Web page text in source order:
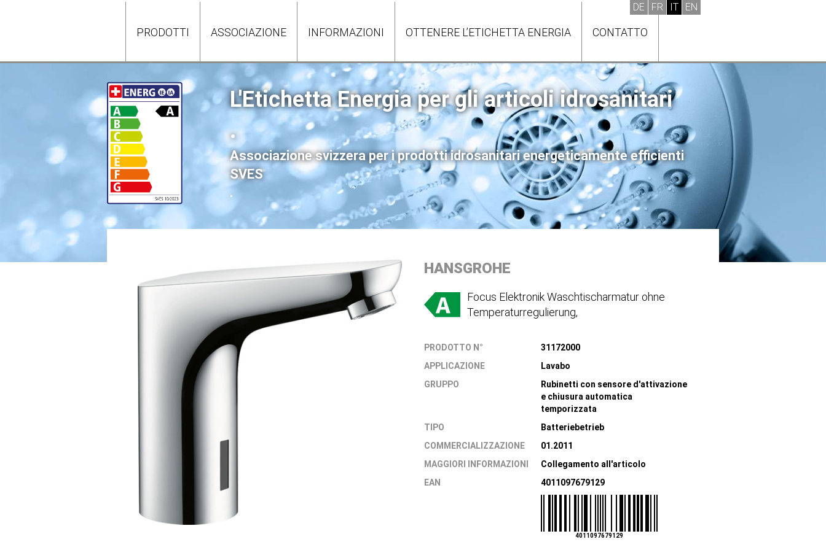
PRODOTTI ASSOCIAZIONE INFORMAZIONI OTTENERE L’ETICHETTA ENERGIA CONTATTO
L'Etichetta Energia per gli articoli idrosanitari
.
Associazione svizzera per i prodotti idrosanitari energeticamente efficienti
SVES
.
HANSGROHE
Focus Elektronik Waschtischarmatur ohne
Temperaturregulierung,
PRODOTTO N°
31172000
APPLICAZIONE
Lavabo
GRUPPO
Rubinetti con sensore d'attivazione
e chiusura automatica
temporizzata
TIPO
Batteriebetrieb
COMMERCIALIZZAZIONE
01.2011
MAGGIORI INFORMAZIONI
Collegamento all'articolo
EAN
4011097679129
4011097679129